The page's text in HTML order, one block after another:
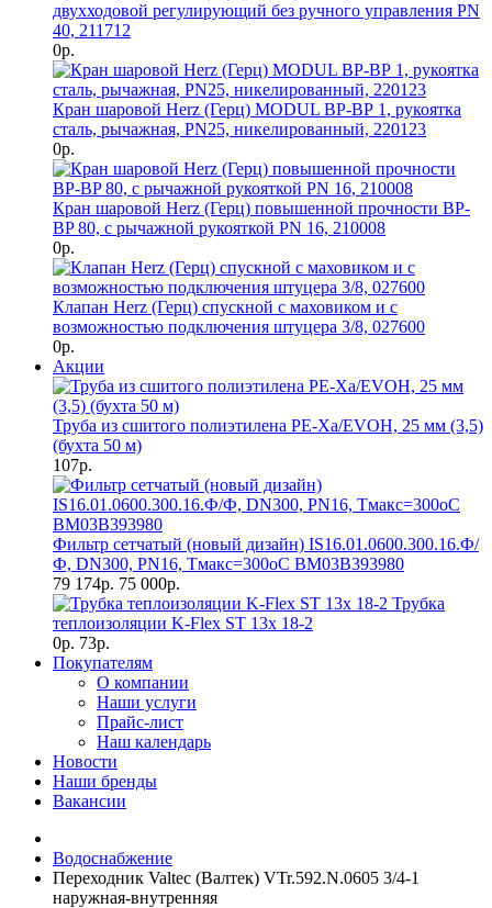
двухходовой регулирующий без ручного управления PN
40, 211712
0р.
Кран шаровой Herz (Герц) MODUL ВР-ВР 1, рукоятка
сталь, рычажная, PN25, никелированный, 220123
0р.
Кран шаровой Herz (Герц) повышенной прочности BP-
BP 80, с рычажной рукояткой PN 16, 210008
0р.
Клапан Herz (Герц) спускной с маховиком и с
возможностью подключения штуцера 3/8, 027600
0р.
Акции
Труба из сшитого полиэтилена PE-Xa/EVOH, 25 мм (3,5)
(бухта 50 м)
107р.
Фильтр сетчатый (новый дизайн) IS16.01.0600.300.16.Ф/
Ф, DN300, РN16, Тмакс=300оС BM03B393980
79 174р. 75 000р.
Трубка
теплоизоляции K-Flex ST 13х 18-2
0р. 73р.
Покупателям
О компании
Наши услуги
Прайс-лист
Наш календарь
Новости
Наши бренды
Вакансии
Водоснабжение
Переходник Valtec (Валтек) VTr.592.N.0605 3/4-1
наружная-внутренняя